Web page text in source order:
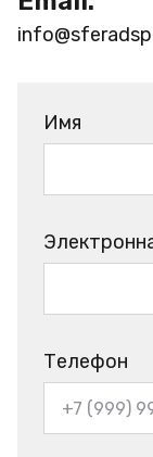
Имя
Телефон